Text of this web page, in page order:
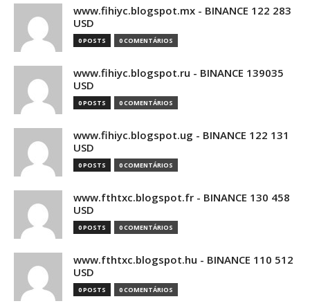
www.fihiyc.blogspot.mx - BINANCE 122 283
USD
0 POSTS 0 COMENTÁRIOS
www.fihiyc.blogspot.ru - BINANCE 139035
USD
0 POSTS 0 COMENTÁRIOS
www.fihiyc.blogspot.ug - BINANCE 122 131
USD
0 POSTS 0 COMENTÁRIOS
www.fthtxc.blogspot.fr - BINANCE 130 458
USD
0 POSTS 0 COMENTÁRIOS
www.fthtxc.blogspot.hu - BINANCE 110 512
USD
0 POSTS 0 COMENTÁRIOS